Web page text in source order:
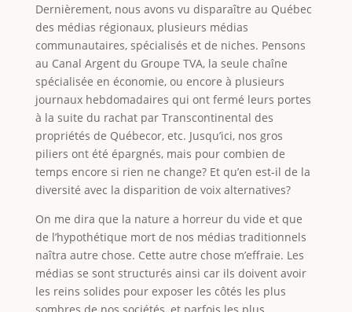
Dernièrement, nous avons vu disparaître au Québec
des médias régionaux, plusieurs médias
communautaires, spécialisés et de niches. Pensons
au Canal Argent du Groupe TVA, la seule chaîne
spécialisée en économie, ou encore à plusieurs
journaux hebdomadaires qui ont fermé leurs portes
à la suite du rachat par Transcontinental des
propriétés de Québecor, etc. Jusqu’ici, nos gros
piliers ont été épargnés, mais pour combien de
temps encore si rien ne change? Et qu’en est-il de la
diversité avec la disparition de voix alternatives?
On me dira que la nature a horreur du vide et que
de l’hypothétique mort de nos médias traditionnels
naîtra autre chose. Cette autre chose m’effraie. Les
médias se sont structurés ainsi car ils doivent avoir
les reins solides pour exposer les côtés les plus